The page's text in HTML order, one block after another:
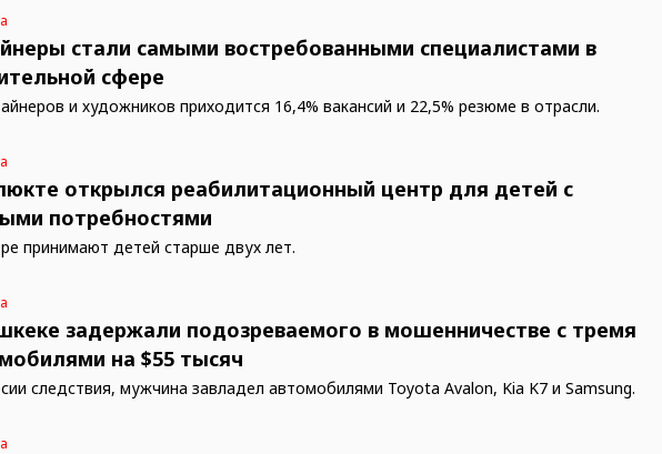
стали самыми востребованными специалистами в
сфере
и художников приходится 16,4% вакансий и 22,5% резюме в отрасли.
открылся реабилитационный центр для детей с
потребностями
принимают детей старше двух лет.
задержали подозреваемого в мошенничестве с тремя
на $55 тысяч
следствия, мужчина завладел автомобилями Toyota Avalon, Kia K7 и Samsung.